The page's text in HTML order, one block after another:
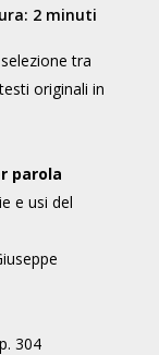
2 minuti
tra
originali in
parola
e usi del
304